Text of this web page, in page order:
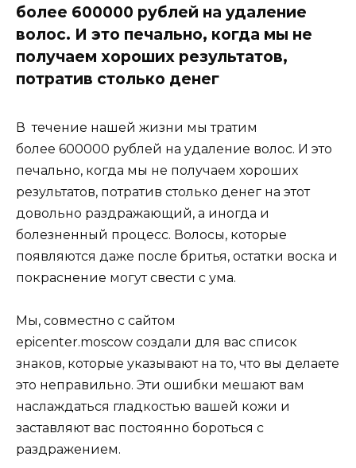
более 600000 рублей на удаление
волос. И это печально, когда мы не
получаем хороших результатов,
потратив столько денег
В течение нашей жизни мы тратим
более 600000 рублей на удаление волос. И это
печально, когда мы не получаем хороших
результатов, потратив столько денег на этот
довольно раздражающий, а иногда и
болезненный процесс. Волосы, которые
появляются даже после бритья, остатки воска и
покраснение могут свести с ума.
Мы, совместно с сайтом
epicenter.moscow создали для вас список
знаков, которые указывают на то, что вы делаете
это неправильно. Эти ошибки мешают вам
наслаждаться гладкостью вашей кожи и
заставляют вас постоянно бороться с
раздражением.